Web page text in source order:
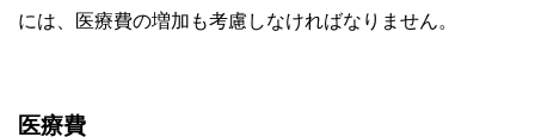
には、医療費の増加も考慮しなければなりません。
医療費